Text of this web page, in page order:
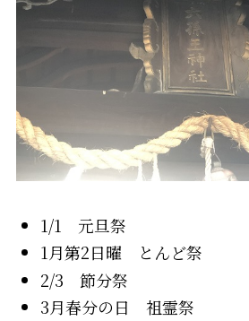
1/1 元旦祭
1月第2日曜 とんど祭
2/3 節分祭
3月春分の日 祖霊祭